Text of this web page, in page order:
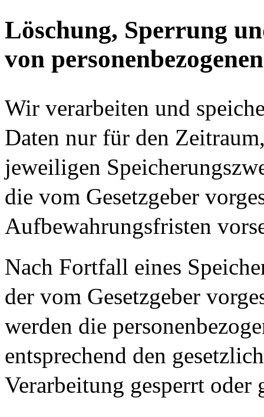
Löschung, Sperrung
von
Wir verarbeiten und
Daten nur für den
jeweiligen
die vom Gesetzgeber
Aufbewahrungsfristen
Nach Fortfall eines
der vom Gesetzgeber
werden die
entsprechend den
Verarbeitung gesperrt oder